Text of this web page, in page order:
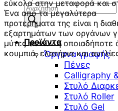
Αναζήτηση
προϊόντων
Προϊόντα
Όργανα γραφής
Πένες
Calligraphy
Στυλό
Στυλό Roller
Στυλό Gel
εύκολα στην μεταφορά και
Ένα από τα μεγαλύτερα
προτερήματα της είναι η
εξαρτημάτων των οργάνων
μύτες πενών ή οποιαδήποτε
κουμπιά, ελατήρια και